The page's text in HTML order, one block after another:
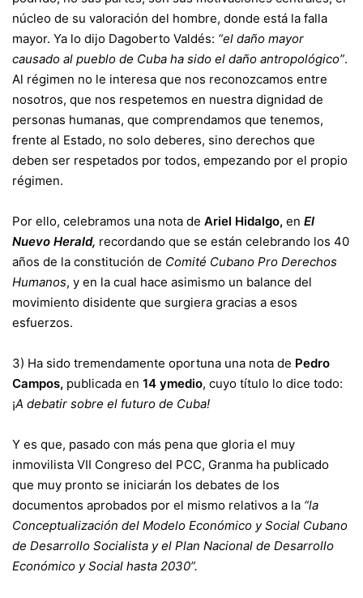
núcleo de su valoración del hombre, donde está la falla
mayor. Ya lo dijo Dagoberto Valdés: “el daño mayor
causado al pueblo de Cuba ha sido el daño antropológico”.
Al régimen no le interesa que nos reconozcamos entre
nosotros, que nos respetemos en nuestra dignidad de
personas humanas, que comprendamos que tenemos,
frente al Estado, no solo deberes, sino derechos que
deben ser respetados por todos, empezando por el propio
régimen.
Por ello, celebramos una nota de Ariel Hidalgo, en El
Nuevo Herald, recordando que se están celebrando los 40
años de la constitución de Comité Cubano Pro Derechos
Humanos, y en la cual hace asimismo un balance del
movimiento disidente que surgiera gracias a esos
esfuerzos.
3) Ha sido tremendamente oportuna una nota de Pedro
Campos, publicada en 14 ymedio, cuyo título lo dice todo:
¡A debatir sobre el futuro de Cuba!
Y es que, pasado con más pena que gloria el muy
inmovilista VII Congreso del PCC, Granma ha publicado
que muy pronto se iniciarán los debates de los
documentos aprobados por el mismo relativos a la “la
Concep­tua­li­za­ción del Modelo Económico y Social Cu­bano
de De­sa­rrollo Socialista y el Plan Nacional de De­sa­rrollo
Económico y Social hasta 2030”.